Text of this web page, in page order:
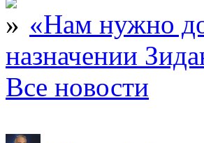
«Нам нужно
назначении
Все новости